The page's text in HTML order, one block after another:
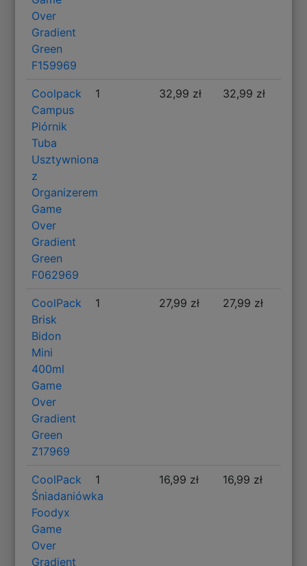
Over
Gradient
Green
F159969
Coolpack
Campus
Piórnik
Tuba
Usztywniona
z
Organizerem
Game
Over
Gradient
Green
F062969
1 32,99 zł 32,99 zł
CoolPack
Brisk
Bidon
Mini
400ml
Game
Over
Gradient
Green
Z17969
1 27,99 zł 27,99 zł
CoolPack
Śniadaniówka
Foodyx
Game
Over
Gradient
1 16,99 zł 16,99 zł